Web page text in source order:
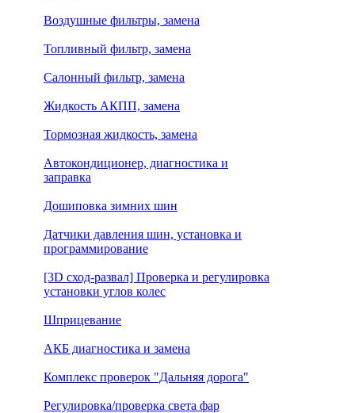
Воздушные фильтры, замена
Топливный фильтр, замена
Салонный фильтр, замена
Жидкость АКПП, замена
Тормозная жидкость, замена
Автокондиционер, диагностика и
заправка
Дошиповка зимних шин
Датчики давления шин, установка и
программирование
[3D сход-развал] Проверка и регулировка
установки углов колес
Шприцевание
АКБ диагностика и замена
Комплекс проверок "Дальняя дорога"
Регулировка/проверка света фар